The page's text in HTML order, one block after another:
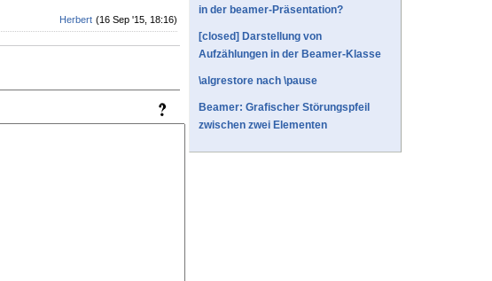
(16 Sep '15, 18:16)
Herbert
in der beamer-Präsentation?
[closed] Darstellung von
Aufzählungen in der Beamer-Klasse
\algrestore nach \pause
Beamer: Grafischer Störungspfeil
zwischen zwei Elementen